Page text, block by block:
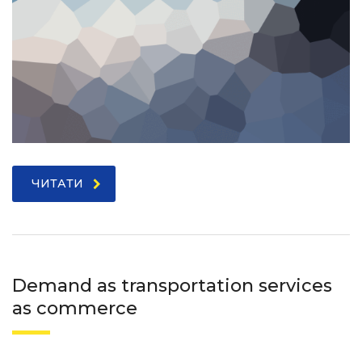
ЧИТАТИ
Demand as transportation services
as commerce